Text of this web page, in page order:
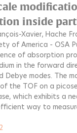
inside
Xavier Hache
of America - OSA
of absorption
in the forward
Debye modes. The
the TOF on a
which exhibits a
way to